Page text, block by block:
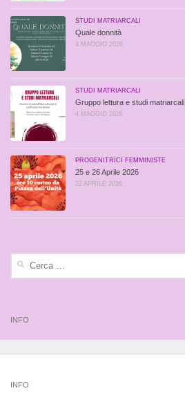
STUDI MATRIARCALI
Quale donnità
4 MAGGIO 2026
STUDI MATRIARCALI
Gruppo lettura e studi matriarcali
4 MAGGIO 2026
PROGENITRICI FEMMINISTE
25 e 26 Aprile 2026
22 APRILE 2026
INFO
INFO